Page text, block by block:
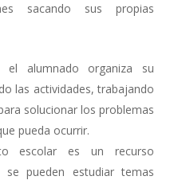
sacando sus propias
el alumnado organiza su
las actividades, trabajando
solucionar los problemas
pueda ocurrir.
escolar es un recurso
pueden estudiar temas